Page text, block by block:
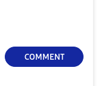
COMMENT